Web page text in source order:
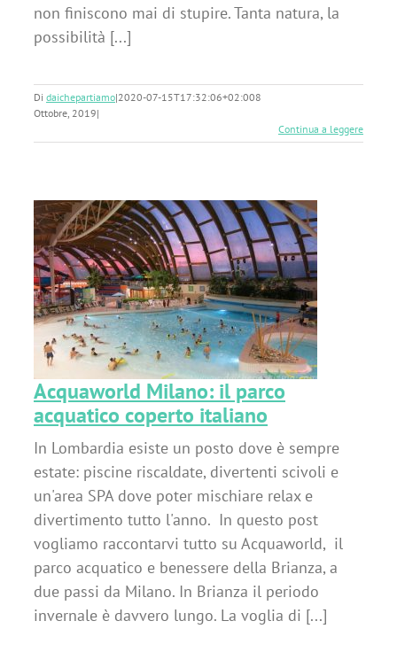
non finiscono mai di stupire. Tanta natura, la
possibilità [...]
Di daichepartiamo|2020-07-15T17:32:06+02:008
Ottobre, 2019|
Continua a leggere
Acquaworld Milano: il parco
acquatico coperto italiano
In Lombardia esiste un posto dove è sempre
estate: piscine riscaldate, divertenti scivoli e
un'area SPA dove poter mischiare relax e
divertimento tutto l'anno. In questo post
vogliamo raccontarvi tutto su Acquaworld, il
parco acquatico e benessere della Brianza, a
due passi da Milano. In Brianza il periodo
invernale è davvero lungo. La voglia di [...]